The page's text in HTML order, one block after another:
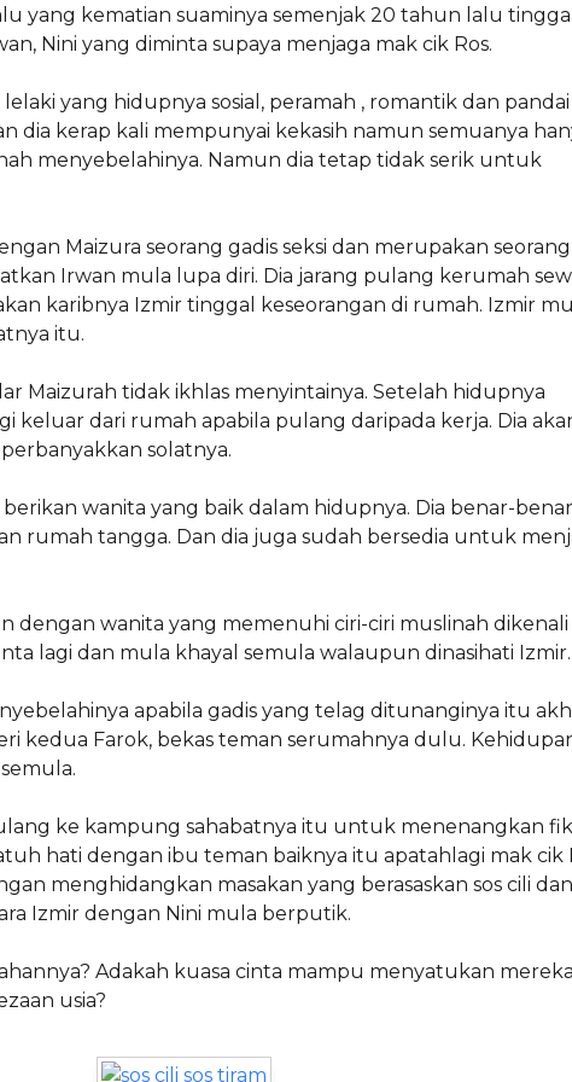
yang kematian suaminya semenjak 20 tahun lalu
Nini yang diminta supaya menjaga mak cik Ros.
yang hidupnya sosial, peramah , romantik dan pandai
dia kerap kali mempunyai kekasih namun semuanya
menyebelahinya. Namun dia tetap tidak serik untuk
Maizura seorang gadis seksi dan merupakan seorang
Irwan mula lupa diri. Dia jarang pulang kerumah
karibnya Izmir tinggal keseorangan di rumah. Izmir
itu.
Maizurah tidak ikhlas menyintainya. Setelah hidupnya
keluar dari rumah apabila pulang daripada kerja. Dia
solatnya.
berikan wanita yang baik dalam hidupnya. Dia benar-benar
rumah tangga. Dan dia juga sudah bersedia untuk
dengan wanita yang memenuhi ciri-ciri muslinah dikenali
lagi dan mula khayal semula walaupun dinasihati Izmir.
apabila gadis yang telag ditunanginya itu
kedua Farok, bekas teman serumahnya dulu.
ke kampung sahabatnya itu untuk menenangkan
hati dengan ibu teman baiknya itu apatahlagi mak cik
menghidangkan masakan yang berasaskan sos cili
Izmir dengan Nini mula berputik.
Adakah kuasa cinta mampu menyatukan mereka
usia?